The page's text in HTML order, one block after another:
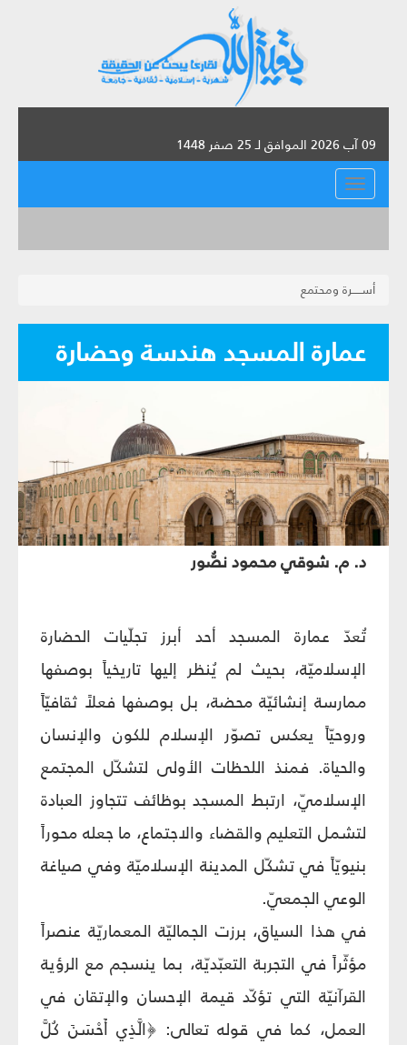
09 آب 2026 الموافق لـ 25 صفر 1448
القائمة
أســـــرة ومحتمع
عمارة المسجد هندسة وحضارة
د. م. شوقي محمود نصُّور
تُعدّ عمارة المسجد أحد أبرز تجلّيات الحضارة
الإسلاميّة، بحيث لم يُنظر إليها تاريخياً بوصفها
ممارسة إنشائيّة محضة، بل بوصفها فعلاً ثقافيّاً
وروحيّاً يعكس تصوّر الإسلام للكون والإنسان
والحياة. فمنذ اللحظات الأولى لتشكّل المجتمع
الإسلاميّ، ارتبط المسجد بوظائف تتجاوز العبادة
لتشمل التعليم والقضاء والاجتماع، ما جعله محوراً
بنيويّاً في تشكّل المدينة الإسلاميّة وفي صياغة
الوعي الجمعيّ.
في هذا السياق، برزت الجماليّة المعماريّة عنصراً
مؤثّراً في التجربة التعبّديّة، بما ينسجم مع الرؤية
القرآنيّة التي تؤكّد قيمة الإحسان والإتقان في
العمل، كما في قوله تعالى: ﴿الَّذِي أَحْسَنَ كُلَّ